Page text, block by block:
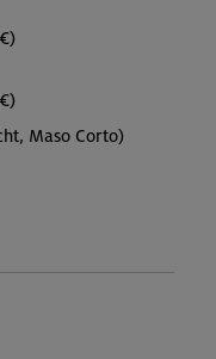
Maso Corto)